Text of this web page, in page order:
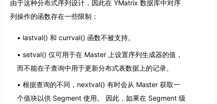
由于这种分布式序列设计，因此在 YMatrix 数据库中对序
列操作的函数存在一些限制：
lastval() 和 currval() 函数不被支持。
setval() 仅可用于在 Master 上设置序列生成器的值，
而不能在子查询中用于更新分布式表数据上的记录。
根据查询的不同，nextval() 有时会从 Master 获取一
个值块以供 Segment 使用。 因此，如果在 Segment 级